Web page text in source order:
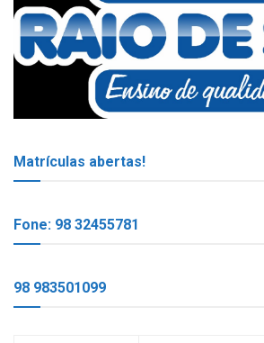
Matrículas abertas!
Fone: 98 32455781
98 983501099